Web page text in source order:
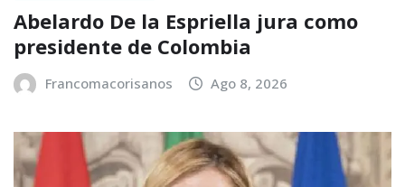
Abelardo De la Espriella jura como
presidente de Colombia
Francomacorisanos Ago 8, 2026